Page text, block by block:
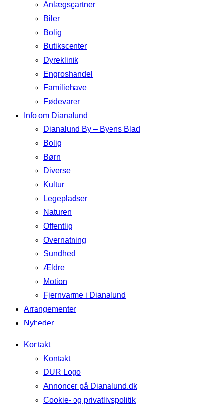
Anlægsgartner
Biler
Bolig
Butikscenter
Dyreklinik
Engroshandel
Familiehave
Fødevarer
Info om Dianalund
Dianalund By – Byens Blad
Bolig
Børn
Diverse
Kultur
Legepladser
Naturen
Offentlig
Overnatning
Sundhed
Ældre
Motion
Fjernvarme i Dianalund
Arrangementer
Nyheder
Kontakt
Kontakt
DUR Logo
Annoncer på Dianalund.dk
Cookie- og privatlivspolitik